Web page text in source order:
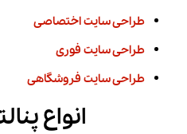
طراحی سایت اختصاصی
طراحی سایت فوری
طراحی سایت فروشگاهی
انواع